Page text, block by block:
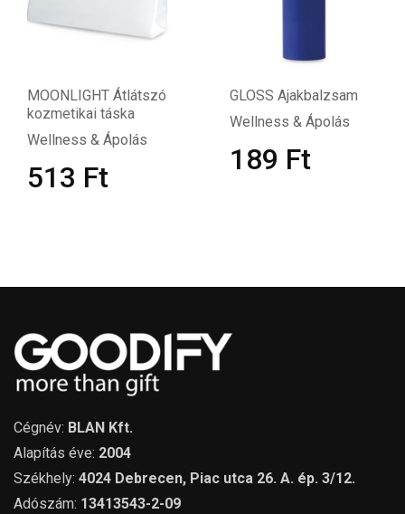
MOONLIGHT Átlátszó
kozmetikai táska
Wellness & Ápolás
513 Ft
GLOSS Ajakbalzsam
Wellness & Ápolás
189 Ft
Cégnév: BLAN Kft.
Alapítás éve: 2004
Székhely: 4024 Debrecen, Piac utca 26. A. ép. 3/12.
Adószám: 13413543-2-09